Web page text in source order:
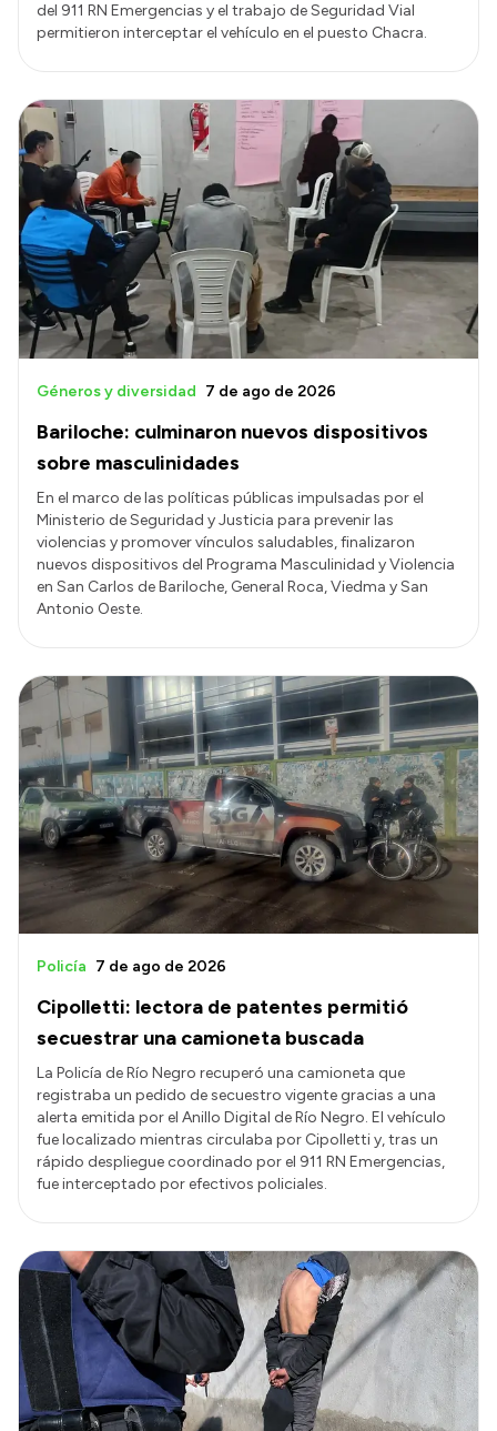
del 911 RN Emergencias y el trabajo de Seguridad Vial
permitieron interceptar el vehículo en el puesto Chacra.
Bariloche: culminaron nuevos dispositivos
sobre masculinidades
Géneros y diversidad 7 de ago de 2026
En el marco de las políticas públicas impulsadas por el
Ministerio de Seguridad y Justicia para prevenir las
violencias y promover vínculos saludables, finalizaron
nuevos dispositivos del Programa Masculinidad y Violencia
en San Carlos de Bariloche, General Roca, Viedma y San
Antonio Oeste.
Cipolletti: lectora de patentes permitió
secuestrar una camioneta buscada
Policía 7 de ago de 2026
La Policía de Río Negro recuperó una camioneta que
registraba un pedido de secuestro vigente gracias a una
alerta emitida por el Anillo Digital de Río Negro. El vehículo
fue localizado mientras circulaba por Cipolletti y, tras un
rápido despliegue coordinado por el 911 RN Emergencias,
fue interceptado por efectivos policiales.